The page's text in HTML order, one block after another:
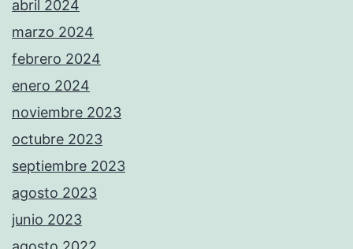
abril 2024
marzo 2024
febrero 2024
enero 2024
noviembre 2023
octubre 2023
septiembre 2023
agosto 2023
junio 2023